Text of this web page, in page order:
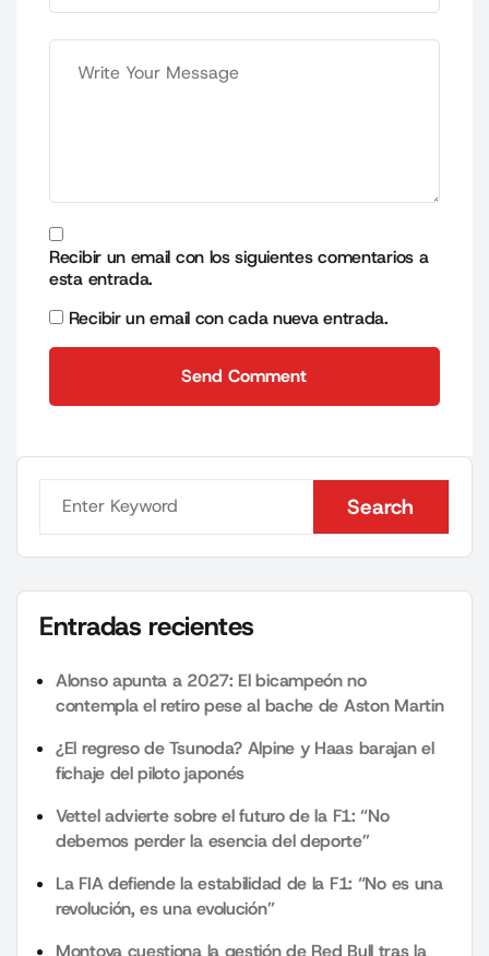
Recibir un email con los siguientes comentarios a
esta entrada.
Recibir un email con cada nueva entrada.
Send Comment
Search
Search
Entradas recientes
Alonso apunta a 2027: El bicampeón no
contempla el retiro pese al bache de Aston Martin
¿El regreso de Tsunoda? Alpine y Haas barajan el
fichaje del piloto japonés
Vettel advierte sobre el futuro de la F1: “No
debemos perder la esencia del deporte”
La FIA defiende la estabilidad de la F1: “No es una
revolución, es una evolución”
Montoya cuestiona la gestión de Red Bull tras la